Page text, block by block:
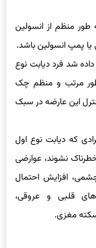
طور منظم از انسولین
پمپ انسولین باشد.
شد فرد دیابت نوع
مرتب و منظم چک
این عارضه در سبک
که دیابت نوع اول
نشوند، عوارضی
افزایش احتمال
قلبی و عروقی،
مغزی.